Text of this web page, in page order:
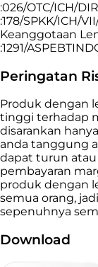
:026/OTC/ICH/
:178/SPKK/ICH/
Keanggotaan
:1291/
Peringatan
Produk dengan
tinggi terhadap
disarankan
anda tanggung
dapat turun
pembayaran
produk dengan
semua orang,
sepenuhnya
Download